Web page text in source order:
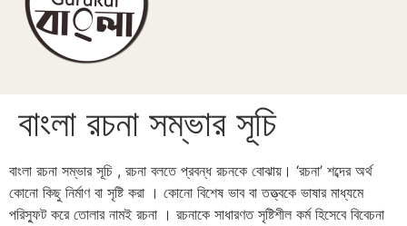
বাংলা রচনা সম্ভার সূচি
বাংলা রচনা সম্ভার সূচি , রচনা বলতে প্রবন্ধ রচনকে বোঝায়। ‘রচনা’ শব্দের অর্থ
কোনো কিছু নির্মাণ বা সৃষ্টি করা । কোনো বিশেষ ভাব বা তত্ত্বকে ভাষার মাধ্যমে
পরিস্ফুট করে তোলার নামই রচনা । রচনাকে সাধারণত সৃষ্টিশীল কর্ম হিসেবে বিবেচনা